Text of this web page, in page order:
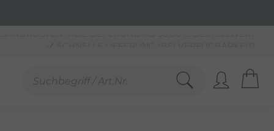
SCHNELLE LIEFERUNG (BEI VERFÜGBARKEIT)